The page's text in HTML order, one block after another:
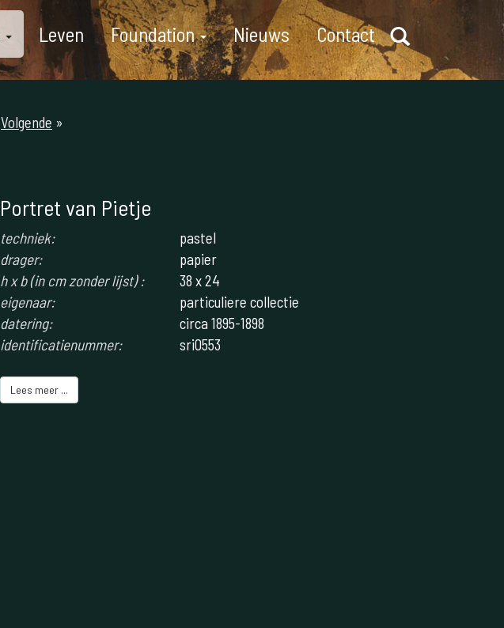
Leven Foundation Nieuws Contact
Volgende »
Portret van Pietje
techniek:
pastel
drager:
papier
h x b (in cm zonder lijst) :
38 x 24
eigenaar:
particuliere collectie
datering:
circa 1895-1898
identificatienummer:
sri0553
Lees meer ...